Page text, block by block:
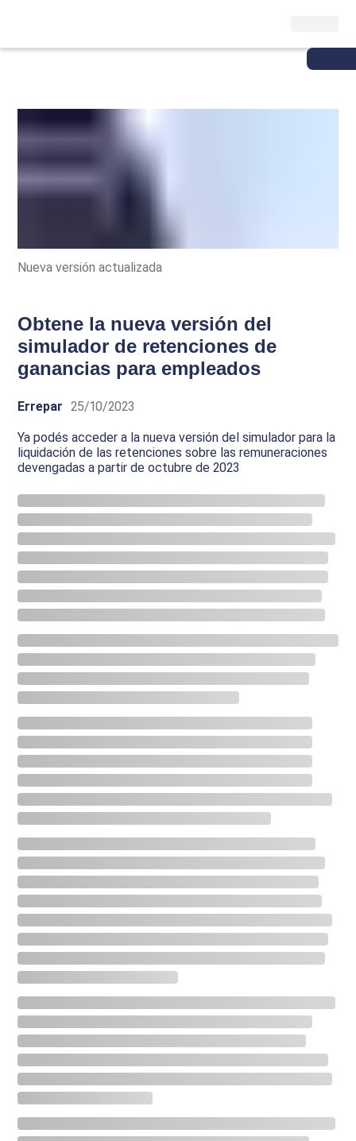
Nueva versión actualizada
Obtene la nueva versión del
simulador de retenciones de
ganancias para empleados
Errepar 25/10/2023
Ya podés acceder a la nueva versión del simulador para la
liquidación de las retenciones sobre las remuneraciones
devengadas a partir de octubre de 2023